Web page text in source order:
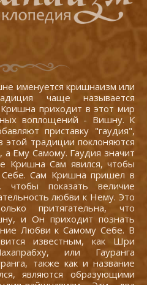
именуется кришнаизм или
чаще называется
приходит в этот мир
воплощений - Вишну. К
приставку "гаудия",
этой традиции поклоняются
Ему Самому. Гаудия значит
Кришна Сам явился, чтобы
Сам Кришна пришел в
чтобы показать величие
любви к Нему. Это
притягательна, что
и Он приходит познать
Любви к Самому Себе. В
известным, как Шри
или Гауранга
также как и название
являются образующими